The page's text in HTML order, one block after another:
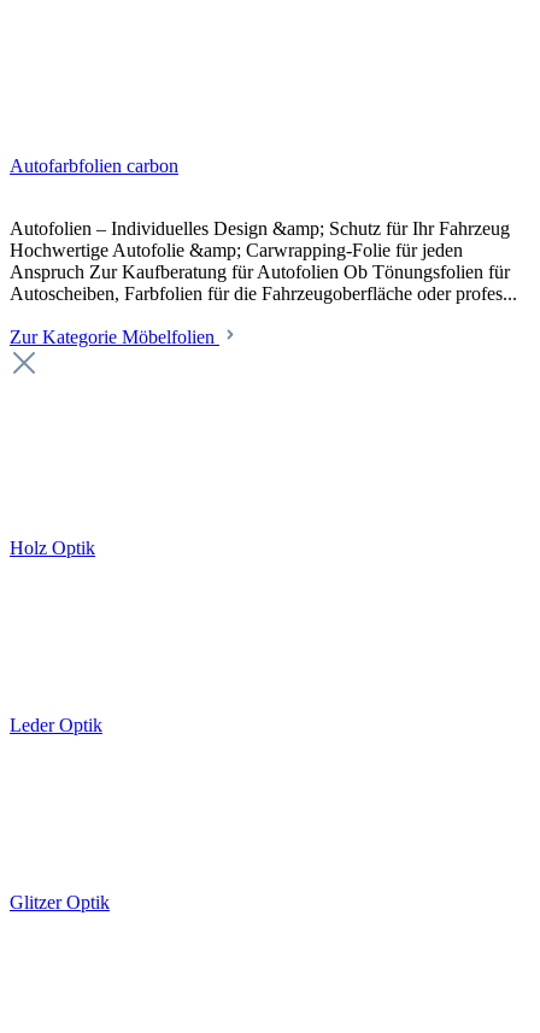
Autofarbfolien carbon
Autofolien – Individuelles Design &amp; Schutz für Ihr Fahrzeug
Hochwertige Autofolie &amp; Carwrapping-Folie für jeden
Anspruch Zur Kaufberatung für Autofolien Ob Tönungsfolien für
Autoscheiben, Farbfolien für die Fahrzeugoberfläche oder profes...
Zur Kategorie Möbelfolien
Holz Optik
Leder Optik
Glitzer Optik